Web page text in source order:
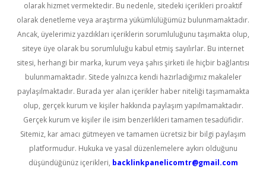
olarak hizmet vermektedir. Bu nedenle, sitedeki içerikleri proaktif
olarak denetleme veya araştırma yükümlülüğümüz bulunmamaktadır.
Ancak, üyelerimiz yazdıkları içeriklerin sorumluluğunu taşımakta olup,
siteye üye olarak bu sorumluluğu kabul etmiş sayılırlar. Bu internet
sitesi, herhangi bir marka, kurum veya şahıs şirketi ile hiçbir bağlantısı
bulunmamaktadır. Sitede yalnızca kendi hazırladığımız makaleler
paylaşılmaktadır. Burada yer alan içerikler haber niteliği taşımamakta
olup, gerçek kurum ve kişiler hakkında paylaşım yapılmamaktadır.
Gerçek kurum ve kişiler ile isim benzerlikleri tamamen tesadüfidir.
Sitemiz, kar amacı gütmeyen ve tamamen ücretsiz bir bilgi paylaşım
platformudur. Hukuka ve yasal düzenlemelere aykırı olduğunu
düşündüğünüz içerikleri, backlinkpanelicomtr@gmail.com